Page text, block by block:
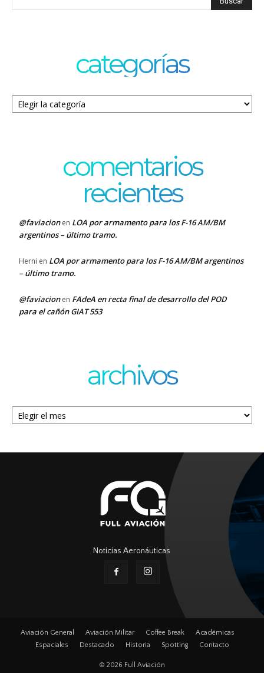
categorías
Categorías
comentarios
recientes
@faviacionen LOA por armamento para los F-16 AM/BM
argentinos – último tramo.
Herni en LOA por armamento para los F-16 AM/BM argentinos
– último tramo.
@faviacionen FAdeA en recta final de desarrollo del POD
para el cañón GIAT 553
archivos
Archivos
Noticias Aeronáuticas
Aviación General Aviación Militar Coffee Break
Académicas
Espaciales
Destacado Historia Spotting Contacto
© 2026 Full Aviación